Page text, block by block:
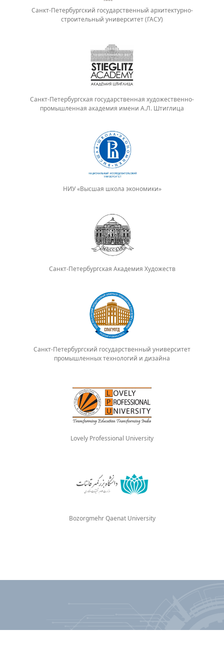
Санкт-Петербургский государственный архитектурно-
строительный университет (ГАСУ)
Санкт-Петербургская государственная художественно-
промышленная академия имени А.Л. Штиглица
НИУ «Высшая школа экономики»
Санкт-Петербургская Академия Художеств
Санкт-Петербургский государственный университет
промышленных технологий и дизайна
Lovely Professional University
Bozorgmehr Qaenat University